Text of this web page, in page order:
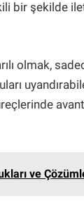
bir şekilde
olmak,
ve